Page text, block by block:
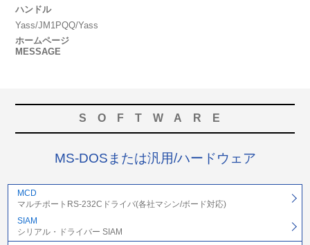
ハンドル
Yass/JM1PQQ/Yass
ホームページ
MESSAGE
SOFTWARE
MS-DOSまたは汎用/ハードウェア
MCD
マルチポートRS-232Cドライバ(各社マシン/ボード対応)
SIAM
シリアル・ドライバー SIAM